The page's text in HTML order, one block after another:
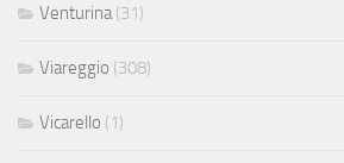
Venturina (31)
Viareggio (308)
Vicarello (1)